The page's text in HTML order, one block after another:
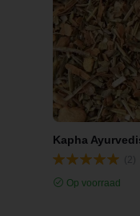
Kapha
Op voorraad